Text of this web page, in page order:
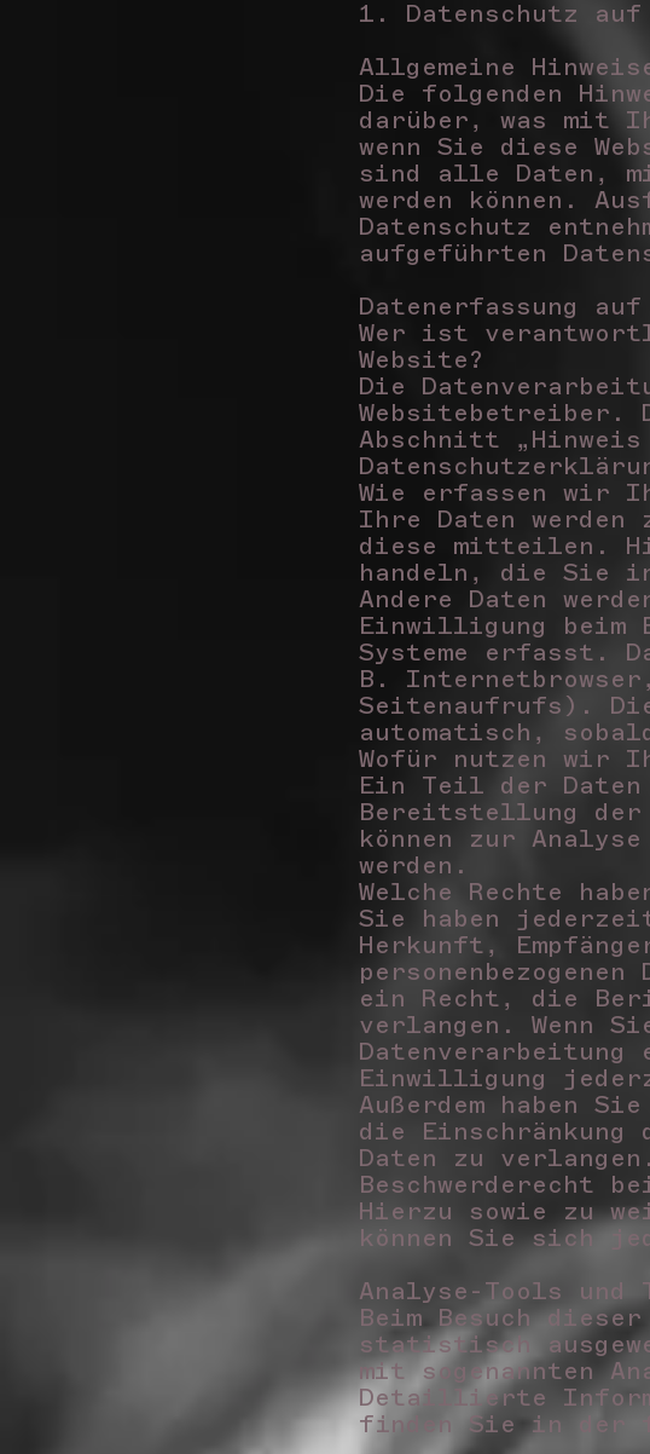
1. Datenschutz
Allgemeine
Die folgenden
darüber, was mit
wenn Sie diese
sind alle Daten,
werden können.
Datenschutz
aufgeführten
Datenerfassung
Wer ist
Website?
Die
Websitebetreiber.
Abschnitt
Wie erfassen wir
Ihre Daten werden
diese mitteilen.
handeln, die Sie
Andere Daten
Einwilligung beim
Systeme erfasst.
B.
Seitenaufrufs).
automatisch,
Wofür nutzen wir
Ein Teil der
Bereitstellung der
können zur
werden.
Welche Rechte
Sie haben
Herkunft,
ein Recht, die
verlangen. Wenn
Einwilligung
Außerdem haben
die Einschränkung
Daten zu
Beschwerderecht
Hierzu sowie zu
können Sie sich
Analyse-Tools
Beim Besuch
statistisch
mit sogenannten
Detaillierte
finden Sie in der